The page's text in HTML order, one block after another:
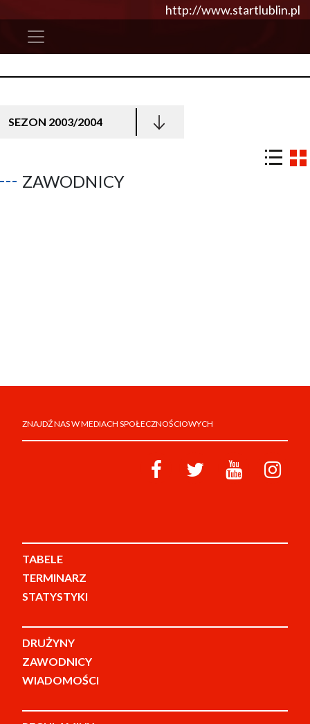
http://www.startlublin.pl
SEZON 2003/2004
ZAWODNICY
ZNAJDŹ NAS W MEDIACH SPOŁECZNOŚCIOWYCH
TABELE
TERMINARZ
STATYSTYKI
DRUŻYNY
ZAWODNICY
WIADOMOŚCI